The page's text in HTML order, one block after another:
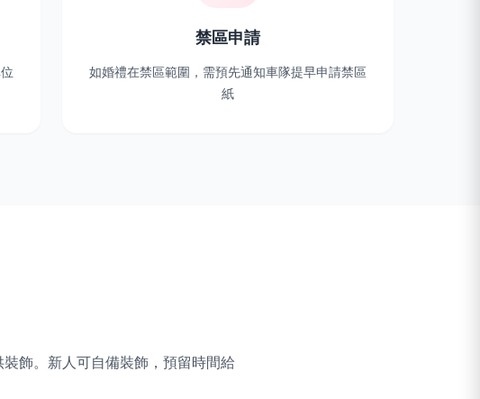
禁區申請
如婚禮在禁區範圍，需預先通知車隊提早申請禁區
紙
飾。新人可自備裝飾，預留時間給